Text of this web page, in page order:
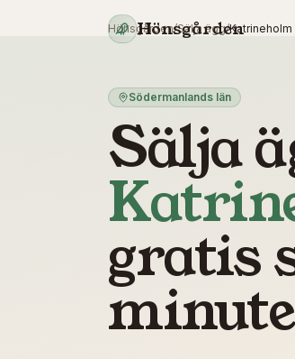
Hoppa till innehåll
Hönsgården
Hönsgården/Sälja ägg/Katrineholm
Södermanlands län
Sälja
gratis